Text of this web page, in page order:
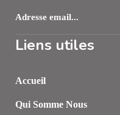
Liens utiles
Accueil
Qui Somme Nous